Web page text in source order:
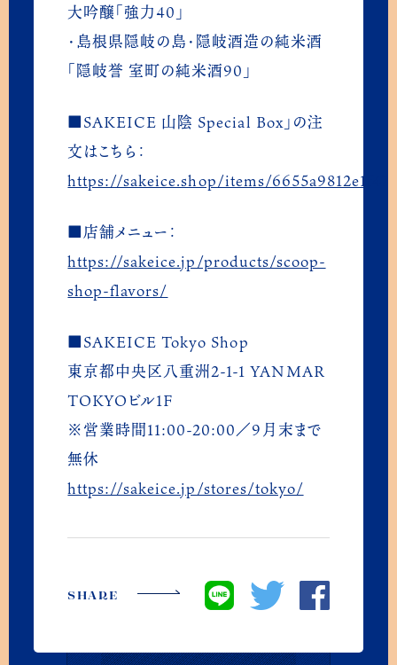
オリジナルアイス OEM
ICE CREAM OEM
ONLINE SHOPS
公式通販
Amazon
大吟醸「強力40」
・島根県隠岐の島・隠岐酒造の純米酒
「隠岐誉 室町の純米酒90」
■SAKEICE 山陰 Special Box」の注
文はこちら：
https://sakeice.shop/items/
■店舗メニュー：
https://sakeice.jp/products/scoop-
shop-flavors/
■SAKEICE Tokyo Shop
東京都中央区八重洲2-1-1 YANMAR
TOKYOビル1F
※営業時間11:00-20:00／9月末まで
無休
https://sakeice.jp/stores/tokyo/
SHARE